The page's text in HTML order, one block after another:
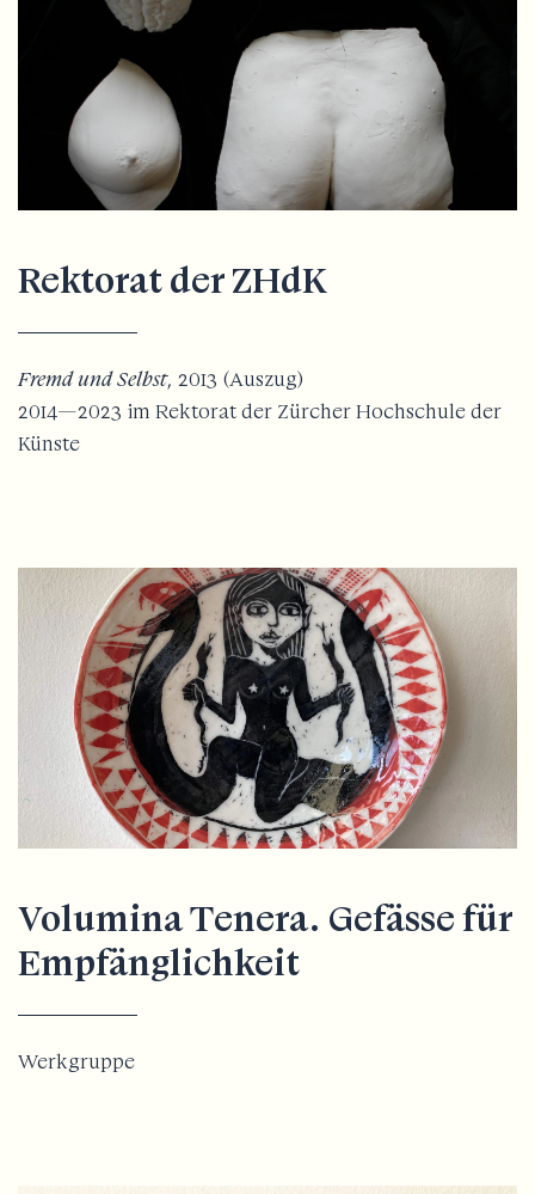
Rektorat der ZHdK
Fremd und Selbst, 2013 (Auszug)
2014—2023 im Rektorat der Zürcher Hochschule der
Künste
Volumina Tenera. Gefässe für
Empfänglichkeit
Werkgruppe